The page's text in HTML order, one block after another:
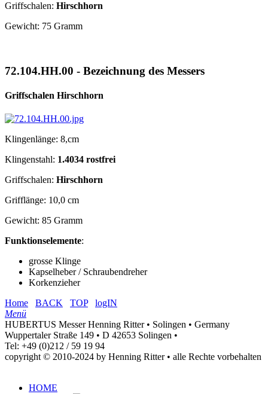
Griffschalen: Hirschhorn
Gewicht: 75 Gramm
72.104.HH.00 - Bezeichnung des Messers
Griffschalen Hirschhorn
Klingenlänge: 8,cm
Klingenstahl: 1.4034 rostfrei
Griffschalen: Hirschhorn
Grifflänge: 10,0 cm
Gewicht: 85 Gramm
Funktionselemente:
grosse Klinge
Kapselheber / Schraubendreher
Korkenzieher
Home
BACK TOP
logIN
Menü
HUBERTUS Messer Henning Ritter • Solingen • Germany
Wuppertaler Straße 149 • D 42653 Solingen •
Tel: +49 (0)212 / 59 19 94
copyright © 2010-2024 by Henning Ritter • alle Rechte vorbehalten
HOME